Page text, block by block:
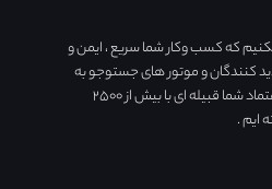
که کسب وکار شما سریع ، ایمن و
کنندگان و موتور های جستوجو به
شما اعتماد خواهند کرد. ما به کمک اعتماد شما قبیله ای با بیش از ۲۵۰۰
ایم .